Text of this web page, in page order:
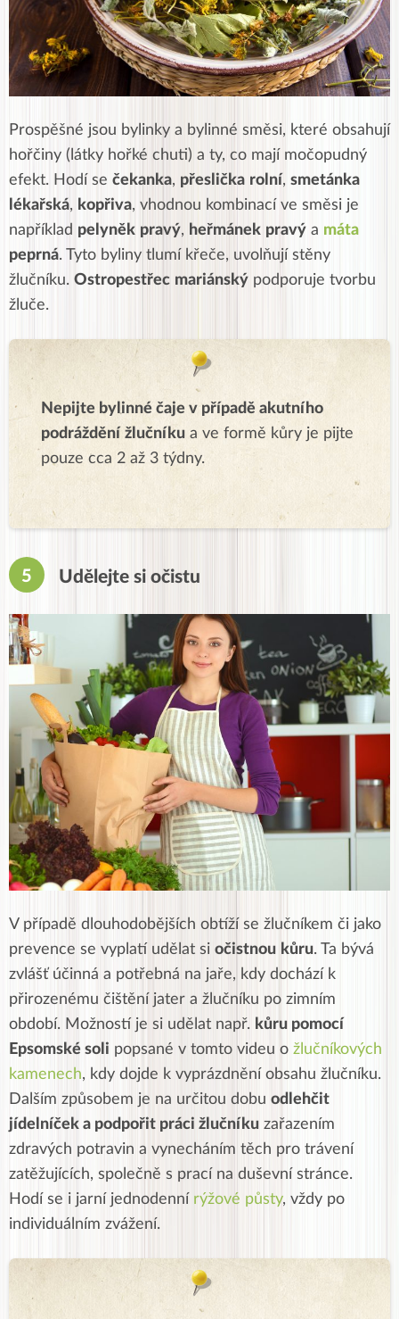
Prospěšné jsou bylinky a bylinné směsi, které obsahují
hořčiny (látky hořké chuti) a ty, co mají močopudný
efekt. Hodí se čekanka, přeslička rolní, smetánka
lékařská, kopřiva, vhodnou kombinací ve směsi je
například pelyněk pravý, heřmánek pravý a máta
peprná. Tyto byliny tlumí křeče, uvolňují stěny
žlučníku. Ostropestřec mariánský podporuje tvorbu
žluče.
Nepijte bylinné čaje v případě akutního
podráždění žlučníku a ve formě kůry je pijte
pouze cca 2 až 3 týdny.
Udělejte si očistu
V případě dlouhodobějších obtíží se žlučníkem či jako
prevence se vyplatí udělat si očistnou kůru. Ta bývá
zvlášť účinná a potřebná na jaře, kdy dochází k
přirozenému čištění jater a žlučníku po zimním
období. Možností je si udělat např. kůru pomocí
Epsomské soli popsané v tomto videu o žlučníkových
kamenech, kdy dojde k vyprázdnění obsahu žlučníku.
Dalším způsobem je na určitou dobu odlehčit
jídelníček a podpořit práci žlučníku zařazením
zdravých potravin a vynecháním těch pro trávení
zatěžujících, společně s prací na duševní stránce.
Hodí se i jarní jednodenní rýžové půsty, vždy po
individuálním zvážení.